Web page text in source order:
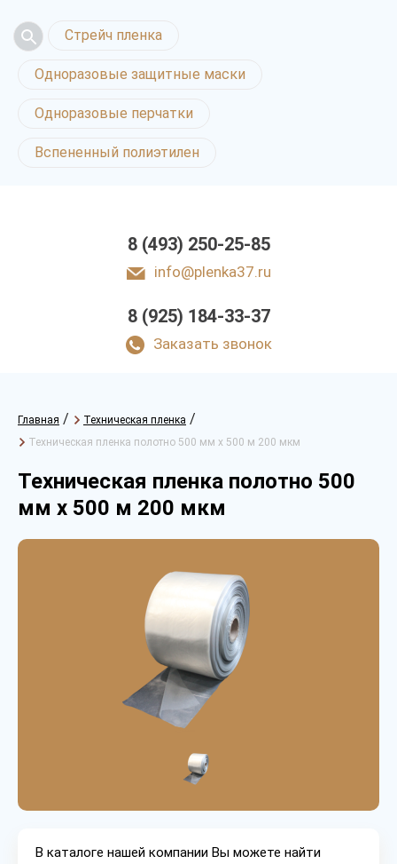
Стрейч пленка
Одноразовые защитные маски
Одноразовые перчатки
Вспененный полиэтилен
8 (493) 250-25-85
info@plenka37.ru
8 (925) 184-33-37
Заказать звонок
Главная / Техническая пленка /
Техническая пленка полотно 500 мм х 500 м 200 мкм
Техническая пленка полотно 500
мм х 500 м 200 мкм
В каталоге нашей компании Вы можете найти